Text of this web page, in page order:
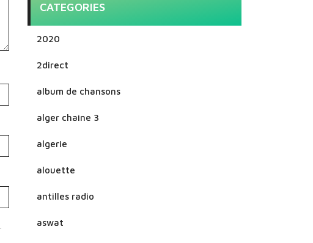
CATEGORIES
2020
2direct
album de chansons
alger chaine 3
algerie
alouette
antilles radio
aswat